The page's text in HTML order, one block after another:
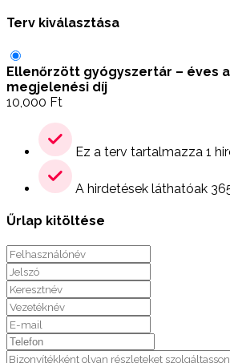
Terv kiválasztása
Ellenőrzött gyógyszertár – éves
megjelenési díj
10,000 Ft
Ez a terv tartalmazza 1
A hirdetések láthatóak
Űrlap kitöltése